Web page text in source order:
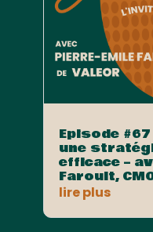
Episode
une
efficace –
Faroult,
lire plus